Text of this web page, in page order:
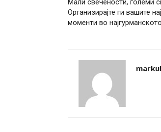
Организирајте ги вашите
моменти во